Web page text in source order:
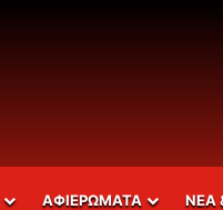
ΑΦΙΕΡΩΜΑΤΑ ΝΕΑ